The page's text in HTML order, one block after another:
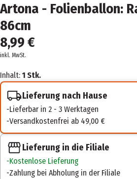
Artona - Folienballon:
86cm
8,99 €
inkl. MwSt.
Inhalt: 1 Stk.
Lieferung nach Hause
Lieferbar in 2 - 3 Werktagen
Versandkostenfrei ab 49,00 €
Lieferung in die Filiale
Kostenlose Lieferung
Zahlung bei Abholung in der Filiale